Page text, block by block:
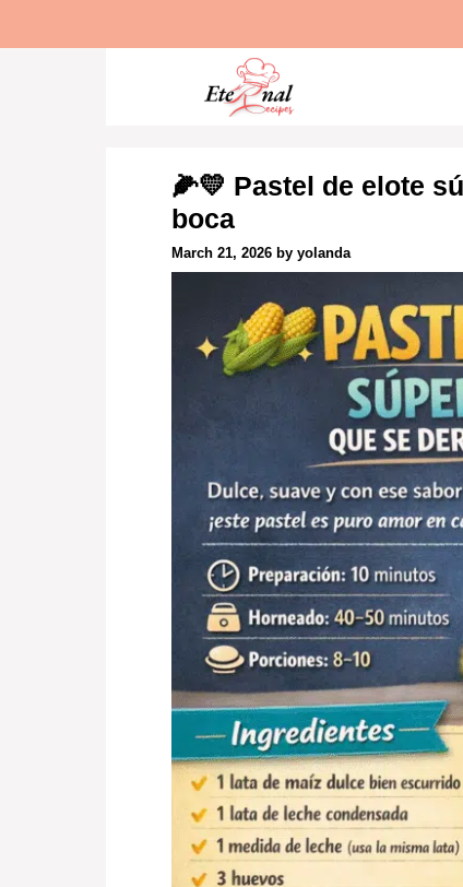
🌽💛 Pastel de elote
boca
March 21, 2026 by yolanda